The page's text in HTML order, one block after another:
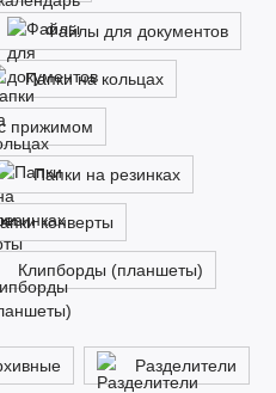
Файлы для документов
Папки на кольцах
прижимом
Папки на резинках
конверты
Клипборды (планшеты)
Разделители